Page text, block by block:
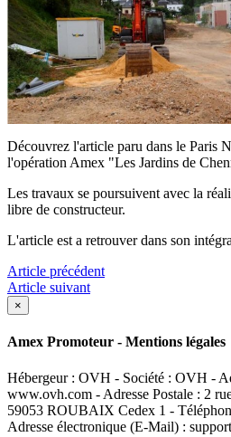
Découvrez l'article paru dans le Paris
l'opération Amex "Les Jardins de
Les travaux se poursuivent avec la
libre de constructeur.
L'article est a retrouver dans son
Article précédent
Article suivant
×
Amex Promoteur - Mentions légales
Hébergeur : OVH - Société : OVH -
www.ovh.com - Adresse Postale : 2
59053 ROUBAIX Cedex 1 -
Adresse électronique (E-Mail) :